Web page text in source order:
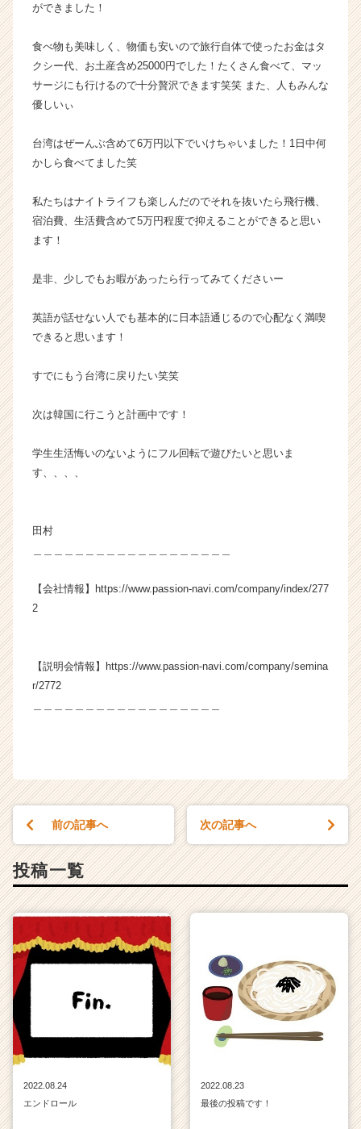
r
e
e
ができました！
食べ物も美味しく、物価も安いので旅行自体で使ったお金はタ
クシー代、お土産含め25000円でした！たくさん食べて、マッ
サージにも行けるので十分贅沢できます笑笑 また、人もみんな
優しいぃ
台湾はぜーんぶ含めて6万円以下でいけちゃいました！1日中何
かしら食べてました笑
私たちはナイトライフも楽しんだのでそれを抜いたら飛行機、
宿泊費、生活費含めて5万円程度で抑えることができると思い
ます！
是非、少しでもお暇があったら行ってみてくださいー
英語が話せない人でも基本的に日本語通じるので心配なく満喫
できると思います！
すでにもう台湾に戻りたい笑笑
次は韓国に行こうと計画中です！
学生生活悔いのないようにフル回転で遊びたいと思いま
す、、、、
田村
【会社情報】https://www.passion-navi.com/company/index/277
2
【説明会情報】https://www.passion-navi.com/company/semina
r/2772
前の記事へ 次の記事へ
投稿一覧
2022.08.24
エンドロール
2022.08.23
最後の投稿です！